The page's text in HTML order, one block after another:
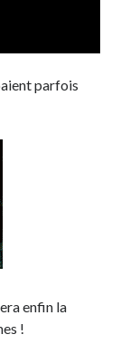
parfois
enfin la
!